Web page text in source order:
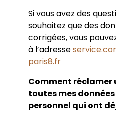
Si vous avez des
souhaitez que des
corrigées, vous
à l’adresse
paris8.fr
Comment réclamer
toutes mes
personnel qui ont